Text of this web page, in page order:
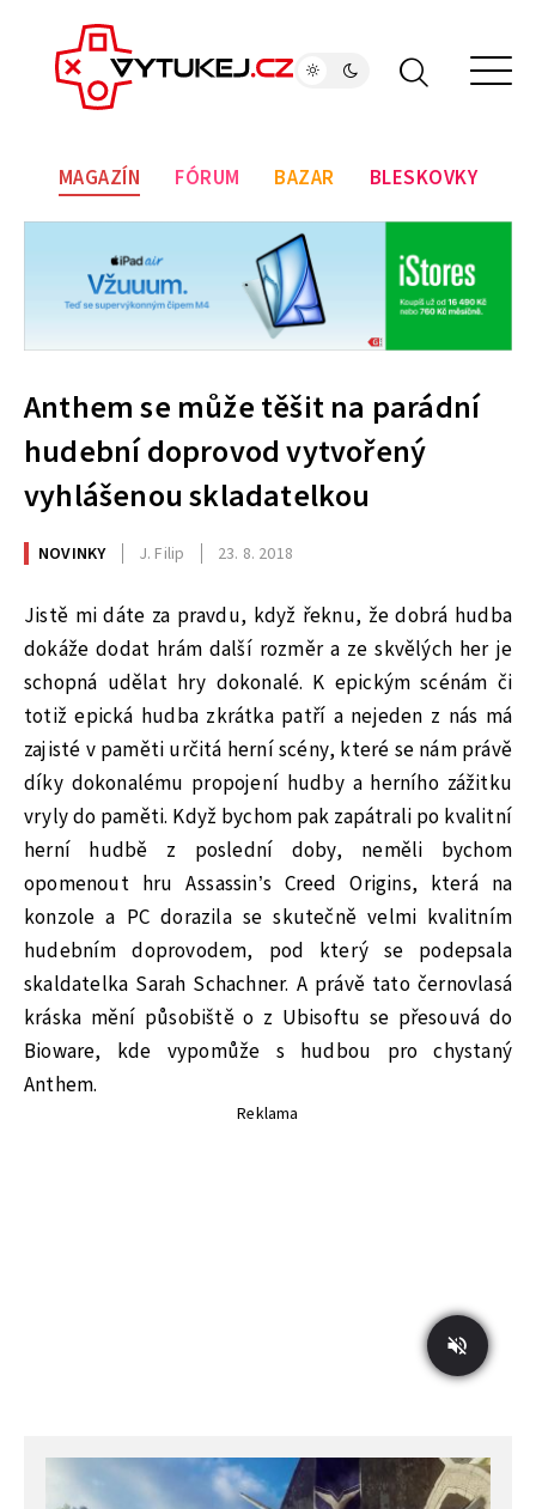
MAGAZÍN FÓRUM BAZAR BLESKOVKY
Anthem se může těšit na parádní
hudební doprovod vytvořený
vyhlášenou skladatelkou
NOVINKY J. Filip 23. 8. 2018
Jistě mi dáte za pravdu, když řeknu, že dobrá hudba
dokáže dodat hrám další rozměr a ze skvělých her je
schopná udělat hry dokonalé. K epickým scénám či
totiž epická hudba zkrátka patří a nejeden z nás má
zajisté v paměti určitá herní scény, které se nám právě
díky dokonalému propojení hudby a herního zážitku
vryly do paměti. Když bychom pak zapátrali po kvalitní
herní hudbě z poslední doby, neměli bychom
opomenout hru Assassin’s Creed Origins, která na
konzole a PC dorazila se skutečně velmi kvalitním
hudebním doprovodem, pod který se podepsala
skaldatelka Sarah Schachner. A právě tato černovlasá
kráska mění působiště o z Ubisoftu se přesouvá do
Bioware, kde vypomůže s hudbou pro chystaný
Anthem.
Reklama